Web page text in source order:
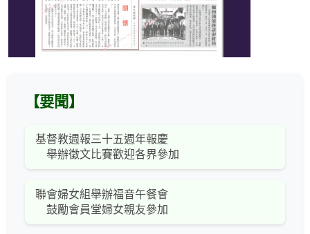
【要聞】
基督教週報三十五週年報慶
舉辦徵文比賽歡迎各界參加
聯會婦女組舉辦福音午餐會
鼓勵會員堂婦女親友參加